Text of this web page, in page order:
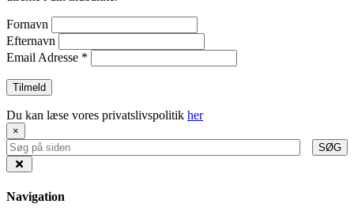
Fornavn
Efternavn
Email Adresse *
Du kan læse vores privatslivspolitik her
×
SØG
Navigation